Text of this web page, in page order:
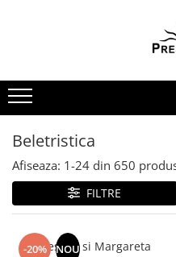
Noutati
Promotii
Spiritualitate - Ezoterism
AngelConnection
Arte Divinatorii
Chiromantie
Beletristica
Afiseaza: 1-24 din 650
FILTRE
-20% NOU
Maestrul si Margareta